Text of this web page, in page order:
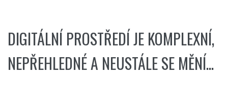
DIGITÁLNÍ PROSTŘEDÍ JE KOMPLEXNÍ,
NEPŘEHLEDNÉ A NEUSTÁLE SE MĚNÍ...